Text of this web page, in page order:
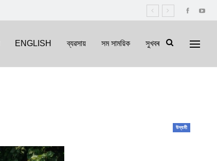
ENGLISH ব্যৱসায় সম সাময়িক সুখবৰ
উদ্যমী